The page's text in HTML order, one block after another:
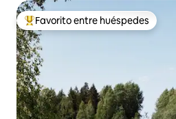
Favorito entre huéspedes preferido
Favorito entre huéspedes